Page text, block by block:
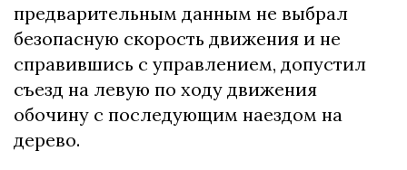
предварительным данным не выбрал
безопасную скорость движения и не
справившись с управлением, допустил
съезд на левую по ходу движения
обочину с последующим наездом на
дерево.